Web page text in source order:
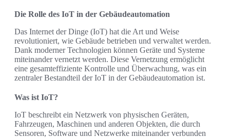
Die Rolle des IoT in der Gebäudeautomation
Das Internet der Dinge (IoT) hat die Art und Weise
revolutioniert, wie Gebäude betrieben und verwaltet werden.
Dank moderner Technologien können Geräte und Systeme
miteinander vernetzt werden. Diese Vernetzung ermöglicht
eine gesamteffiziente Kontrolle und Überwachung, was ein
zentraler Bestandteil der IoT in der Gebäudeautomation ist.
Was ist IoT?
IoT beschreibt ein Netzwerk von physischen Geräten,
Fahrzeugen, Maschinen und anderen Objekten, die durch
Sensoren, Software und Netzwerke miteinander verbunden